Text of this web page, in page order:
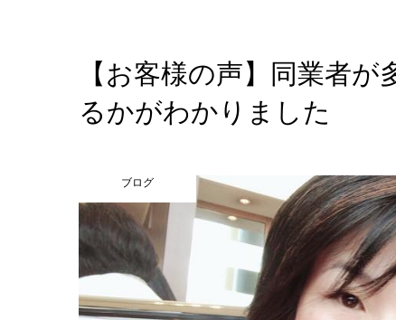
【お客様の声】同業者
るかがわかりました
ブログ